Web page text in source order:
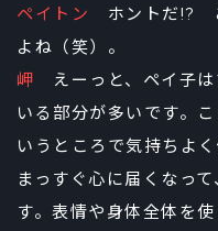
ペイトン ホントだ!?
よね（笑）。
岬 えーっと、ペイ子は
いる部分が多いです。
いうところで気持ちよ
まっすぐ心に届くなっ
す。表情や身体全体を